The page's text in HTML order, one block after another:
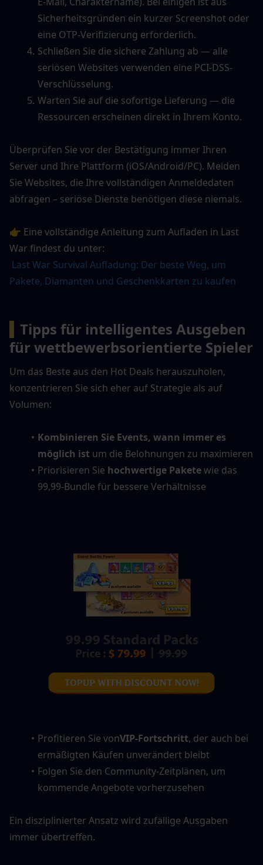
Sicherheitsgründen ein kurzer Screenshot oder
eine OTP-Verifizierung erforderlich.
Schließen Sie die sichere Zahlung ab — alle
seriösen Websites verwenden eine PCI-DSS-
Verschlüsselung.
Warten Sie auf die sofortige Lieferung — die
Ressourcen erscheinen direkt in Ihrem Konto.
Überprüfen Sie vor der Bestätigung immer Ihren
Server und Ihre Plattform (iOS/Android/PC). Meiden
Sie Websites, die Ihre vollständigen Anmeldedaten
abfragen – seriöse Dienste benötigen diese niemals.
👉 Eine vollständige Anleitung zum Aufladen in Last
War findest du unter:
Last War Survival Aufladung: Der beste Weg, um
Pakete, Diamanten und Geschenkkarten zu kaufen
Tipps für intelligentes Ausgeben
für wettbewerbsorientierte Spieler
Um das Beste aus den Hot Deals herauszuholen,
konzentrieren Sie sich eher auf Strategie als auf
Volumen:
Kombinieren Sie Events, wann immer es
möglich ist um die Belohnungen zu maximieren
Priorisieren Sie hochwertige Pakete wie das
99,99-Bundle für bessere Verhältnisse
Profitieren Sie vonVIP-Fortschritt, der auch bei
ermäßigten Käufen unverändert bleibt
Folgen Sie den Community-Zeitplänen, um
kommende Angebote vorherzusehen
Ein disziplinierter Ansatz wird zufällige Ausgaben
immer übertreffen.